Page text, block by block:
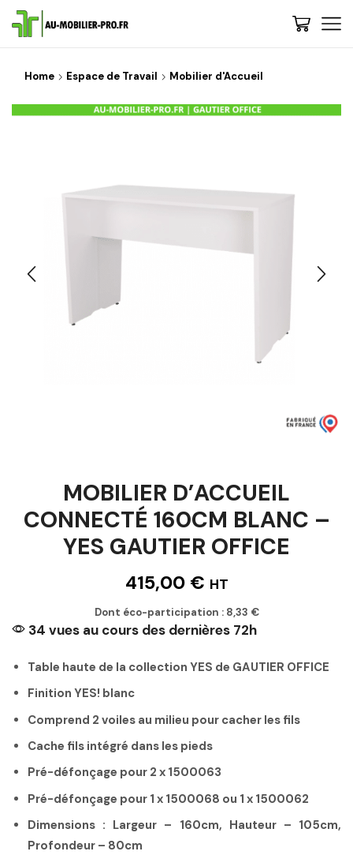
Home Espace de Travail Mobilier d'Accueil
MOBILIER D’ACCUEIL
CONNECTÉ 160CM BLANC –
YES GAUTIER OFFICE
415,00 € HT
Dont éco-participation : 8,33 €
34 vues au cours des dernières 72h
Table haute de la collection YES de GAUTIER OFFICE
Finition YES! blanc
Comprend 2 voiles au milieu pour cacher les fils
Cache fils intégré dans les pieds
Pré-défonçage pour 2 x 1500063
Pré-défonçage pour 1 x 1500068 ou 1 x 1500062
Dimensions : Largeur – 160cm, Hauteur – 105cm,
Profondeur – 80cm